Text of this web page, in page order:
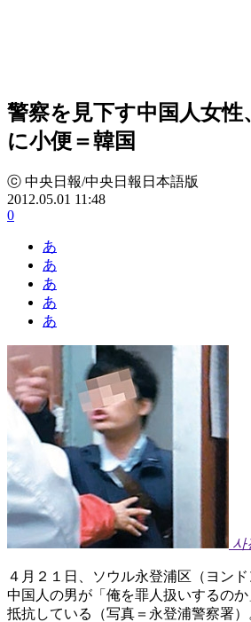
警察を見下す中国人女性
に小便＝韓国
ⓒ 中央日報/中央日報日本語版
2012.05.01 11:48
0
あ
あ
あ
あ
あ
사
４月２１日、ソウル永登浦区（ヨンド
中国人の男が「俺を罪人扱いするの
抵抗している（写真＝永登浦警察署）